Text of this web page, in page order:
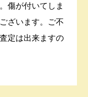
傷が付いてしま
ざいます。ご不
定は出来ますの